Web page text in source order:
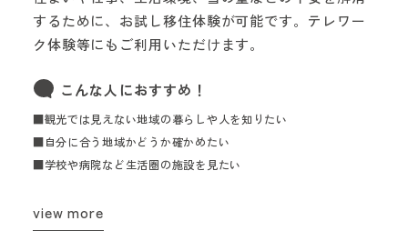
するために、お試し移住体験が可能です。テレワー
ク体験等にもご利用いただけます。
こんな人におすすめ！
■観光では見えない地域の暮らしや人を知りたい
■自分に合う地域かどうか確かめたい
■学校や病院など生活圏の施設を見たい
view more